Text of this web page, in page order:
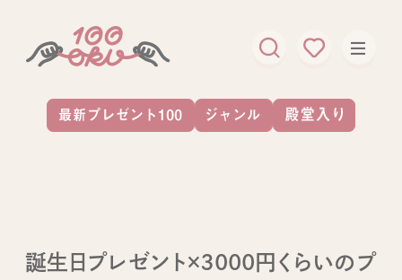
誕生日プレゼント×3000円くらいのプ